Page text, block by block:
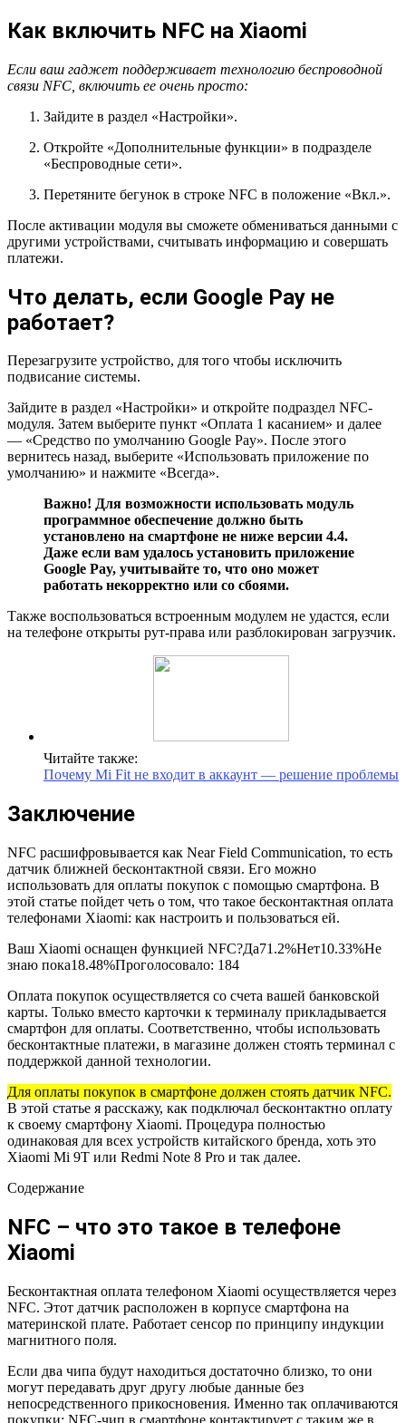
Как включить NFC на Xiaomi
Если ваш гаджет поддерживает технологию беспроводной
связи NFC , включить ее очень просто:
Зайдите в раздел «Настройки».
Откройте «Дополнительные функции» в подразделе
«Беспроводные сети».
Перетяните бегунок в строке NFC в положение «Вкл.».
После активации модуля вы сможете обмениваться данными с
другими устройствами, считывать информацию и совершать
платежи.
Что делать, если Google Pay не
работает?
Перезагрузите устройство, для того чтобы исключить
подвисание системы.
Зайдите в раздел «Настройки» и откройте подраздел NFC-
модуля. Затем выберите пункт «Оплата 1 касанием» и далее
— «Средство по умолчанию Google Pay». После этого
вернитесь назад, выберите «Использовать приложение по
умолчанию» и нажмите «Всегда».
Важно! Для возможности использовать модуль
программное обеспечение должно быть
установлено на смартфоне не ниже версии 4.4.
Даже если вам удалось установить приложение
Google Pay, учитывайте то, что оно может
работать некорректно или со сбоями.
Также воспользоваться встроенным модулем не удастся, если
на телефоне открыты рут-права или разблокирован загрузчик.
Читайте также:
Почему Mi Fit не входит в аккаунт — решение проблемы
Заключение
NFC расшифровывается как Near Field Communication, то есть
датчик ближней бесконтактной связи. Его можно
использовать для оплаты покупок с помощью смартфона. В
этой статье пойдет четь о том, что такое бесконтактная оплата
телефонами Xiaomi: как настроить и пользоваться ей.
Ваш Xiaomi оснащен функцией NFC?Да71.2%Нет10.33%Не
знаю пока18.48%Проголосовало: 184
Оплата покупок осуществляется со счета вашей банковской
карты. Только вместо карточки к терминалу прикладывается
смартфон для оплаты. Соответственно, чтобы использовать
бесконтактные платежи, в магазине должен стоять терминал с
поддержкой данной технологии.
Для оплаты покупок в смартфоне должен стоять датчик NFC.
В этой статье я расскажу, как подключал бесконтактно оплату
к своему смартфону Xiaomi. Процедура полностью
одинаковая для всех устройств китайского бренда, хоть это
Xiaomi Mi 9T или Redmi Note 8 Pro и так далее.
Содержание
NFC – что это такое в телефоне
Xiaomi
Бесконтактная оплата телефоном Xiaomi осуществляется через
NFC. Этот датчик расположен в корпусе смартфона на
материнской плате. Работает сенсор по принципу индукции
магнитного поля.
Если два чипа будут находиться достаточно близко, то они
могут передавать друг другу любые данные без
непосредственного прикосновения. Именно так оплачиваются
покупки: NFC-чип в смартфоне контактирует с таким же в